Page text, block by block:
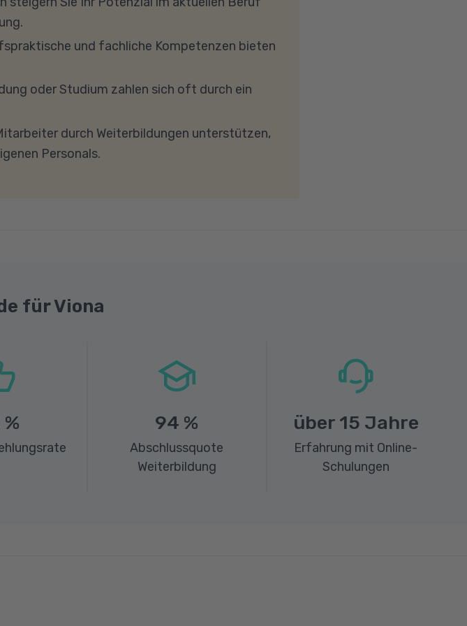
und einem aktuellen Mehrkern-Prozessor
Bitte achten Sie darauf, dass Ihre
Programme, Firewalls etc.) die Verbindung
Download-Geschwindigkeit von mindestens 6
und fachliche Kompetenzen bieten
oder Studium zahlen sich oft durch ein
durch Weiterbildungen unterstützen,
Personals.
für Viona
% 94 %
Abschlussquote
Weiterbildung
über 15 Jahre
Erfahrung mit Online-
Schulungen